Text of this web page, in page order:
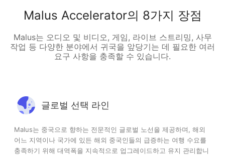
Malus Accelerator의 8가지 장점
Malus는 오디오 및 비디오, 게임, 라이브 스트리밍, 사무
작업 등 다양한 분야에서 귀국을 앞당기는 데 필요한 여러
요구 사항을 충족할 수 있습니다.
글로벌 선택 라인
Malus는 중국으로 향하는 전문적인 글로벌 노선을 제공하며, 해외
어느 지역이나 국가에 있든 해외 중국인들의 급증하는 여행 수요를
충족하기 위해 대역폭을 지속적으로 업그레이드하고 유지 관리합니